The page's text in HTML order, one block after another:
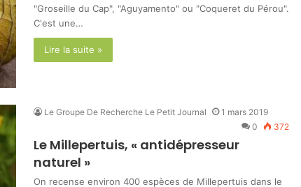
"Groseille du Cap", "Aguyamento" ou "Coqueret du Pérou".
C'est une…
Lire la suite »
Le Groupe De Recherche Le Petit Journal
1 mars 2019
0
372
Le Millepertuis, « antidépresseur
naturel »
On recense environ 400 espèces de Millepertuis dans le